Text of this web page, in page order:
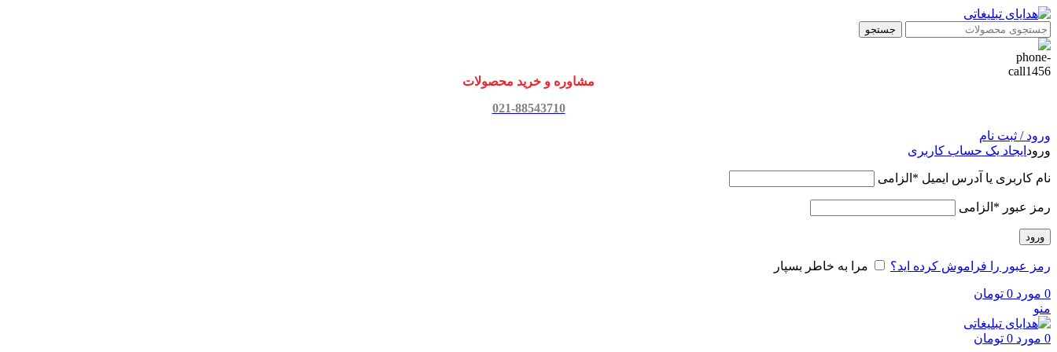
جستجو
مشاوره و خرید محصولات
021-88543710
ورود / ثبت نام
ورود ایجاد یک حساب کاربری
نام کاربری یا آدرس ایمیل * الزامی
رمز عبور * الزامی
ورود
رمز عبور را فراموش کرده اید؟ مرا به خاطر بسپار
0 مورد 0 تومان
منو
0 مورد 0 تومان